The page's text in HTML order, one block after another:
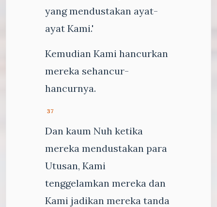
yang mendustakan ayat-
ayat Kami.'
Kemudian Kami hancurkan
mereka sehancur-
hancurnya.
37
Dan kaum Nuh ketika
mereka mendustakan para
Utusan, Kami
tenggelamkan mereka dan
Kami jadikan mereka tanda